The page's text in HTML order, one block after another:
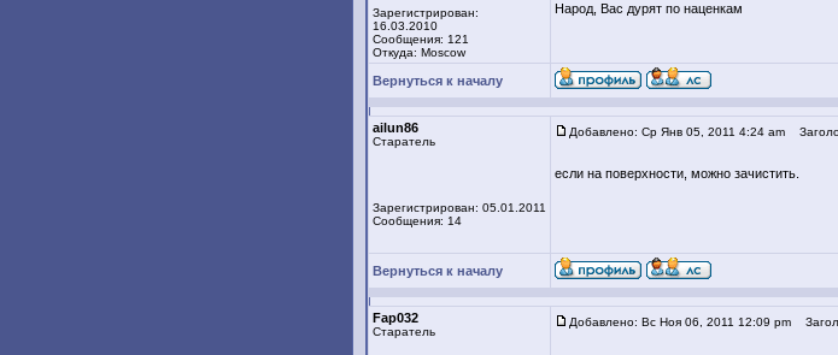
Зарегистрирован:
16.03.2010
Сообщения: 121
Откуда: Moscow
Народ, Вас дурят по наценкам
Вернуться к началу
ailun86
Старатель
Зарегистрирован: 05.01.2011
Сообщения: 14
Добавлено: Ср Янв 05, 2011 4:24 am
если на поверхности, можно зачистить.
Вернуться к началу
Fap032
Старатель
Добавлено: Вс Ноя 06, 2011 12:09 pm